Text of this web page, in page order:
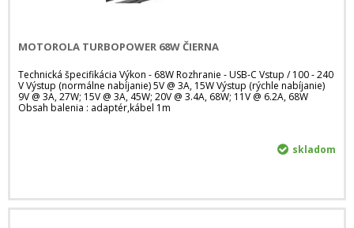
MOTOROLA TURBOPOWER 68W ČIERNA
Technická špecifikácia Výkon - 68W Rozhranie - USB-C Vstup / 100 - 240
V Výstup (normálne nabíjanie) 5V @ 3A, 15W Výstup (rýchle nabíjanie)
9V @ 3A, 27W; 15V @ 3A, 45W; 20V @ 3.4A, 68W; 11V @ 6.2A, 68W
Obsah balenia : adaptér,kábel 1m
skladom